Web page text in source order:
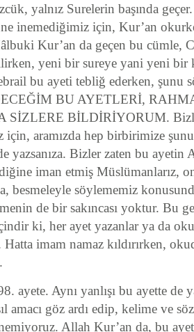
yalnız Surelerin başında
inemediğimiz için, Kur’an
Kur’an da geçen bu cümle,
yeni bir sureye yani yeni bir
bu ayeti tebliğ ederken, şunu
BU AYETLERİ,
BİLDİRİYORUM.
için, aramızda hep birbirimize
yazsanıza. Bizler zaten bu ayetin
iman etmiş Müslümanlarız,
besmeleyle söylememiz
de bir sakıncası yoktur. Bu
ki, her ayet yazanlar ya da
imam namaz kıldırırken,
ayete. Aynı yanlışı bu ayette de
amacı göz ardı edip, kelime ve
Allah Kur’an da, bu